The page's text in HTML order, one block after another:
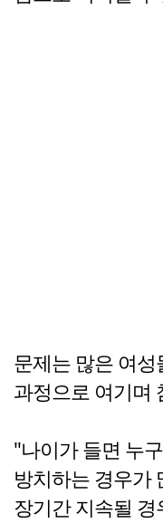
문제는 많은 여
과정으로 여기며
"나이가 들면 누
방치하는 경우가
장기간 지속될